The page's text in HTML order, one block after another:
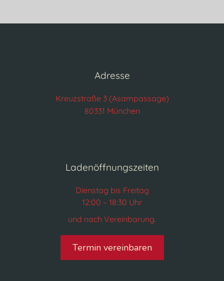
Adresse
Kreuzstraße 3 (Asampassage)
80331 München
Ladenöffnungszeiten
Dienstag bis Freitag
12:00 – 18:30 Uhr
und nach Vereinbarung.
Termin vereinbaren